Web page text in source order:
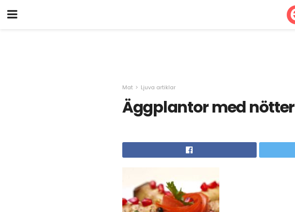
Mat Ljuva artiklar
Äggplantor med nötter